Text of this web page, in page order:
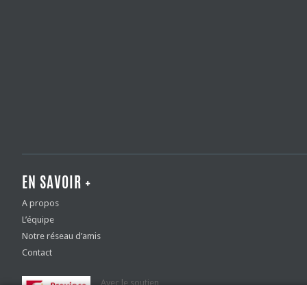
EN SAVOIR +
A propos
L’équipe
Notre réseau d’amis
Contact
Avec le soutien